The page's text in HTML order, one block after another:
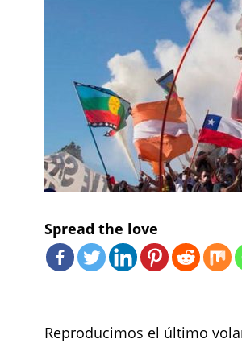
Spread the love
Reproducimos el último